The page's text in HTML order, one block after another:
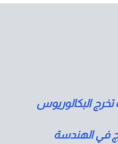
البكالوريوس
في الهندسة